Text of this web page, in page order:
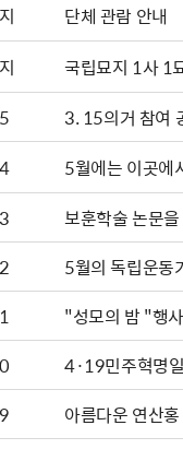
단체 관람 안내
국립묘지 1사 1
3. 15의거 참여
5월에는 이곳에
보훈학술 논문
5월의 독립운동
"성모의 밤 "행
4·19민주혁명
아름다운 연산